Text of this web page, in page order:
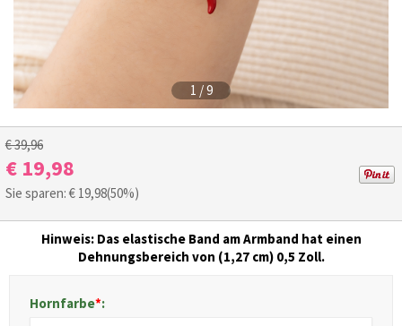
1 /9
€ 39,96
€ 19,98
Sie sparen: € 19,98(50%)
Hinweis: Das elastische Band am Armband hat einen
Dehnungsbereich von (1,27 cm) 0,5 Zoll.
Hornfarbe*: